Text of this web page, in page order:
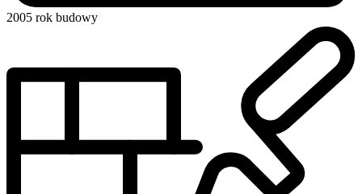
2005 rok budowy